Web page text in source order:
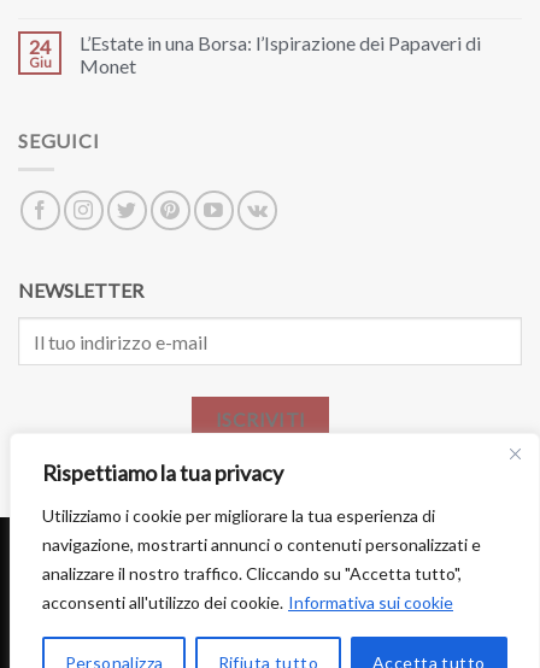
Rispettiamo la tua privacy
Utilizziamo i cookie per migliorare la tua esperienza di
navigazione, mostrarti annunci o contenuti personalizzati e
analizzare il nostro traffico. Cliccando su "Accetta tutto",
acconsenti all'utilizzo dei cookie. Informativa sui cookie
Personalizza Rifiuta tutto Accetta tutto
24
Giu
L’Estate in una Borsa: l’Ispirazione dei Papaveri di
Monet
SEGUICI
NEWSLETTER
ISCRIVITI
DIVENTA PARTNER LAVORA CON NOI
PRIVACY
Copyright 2026 © ARTELISANTI . ALL RIGHTS RESERVED - P.IVA